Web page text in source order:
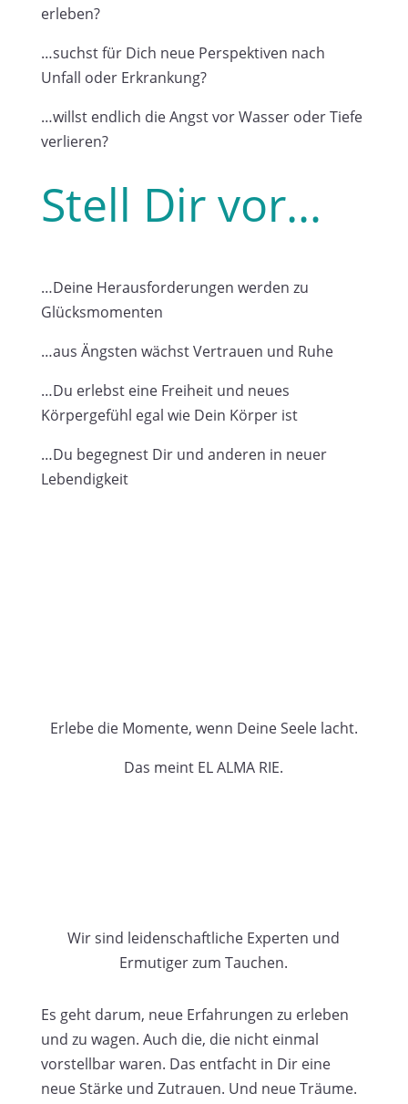
erleben?
…suchst für Dich neue Perspektiven nach
Unfall oder Erkrankung?
…willst endlich die Angst vor Wasser oder Tiefe
verlieren?
Stell Dir vor…
…Deine Herausforderungen werden zu
Glücksmomenten
…aus Ängsten wächst Vertrauen und Ruhe
…Du erlebst eine Freiheit und neues
Körpergefühl egal wie Dein Körper ist
…Du begegnest Dir und anderen in neuer
Lebendigkeit
Erlebe die Momente, wenn Deine Seele lacht.
Das meint EL ALMA RIE.
Wir sind leidenschaftliche Experten und
Ermutiger zum Tauchen.
Es geht darum, neue Erfahrungen zu erleben
und zu wagen. Auch die, die nicht einmal
vorstellbar waren. Das entfacht in Dir eine
neue Stärke und Zutrauen. Und neue Träume.